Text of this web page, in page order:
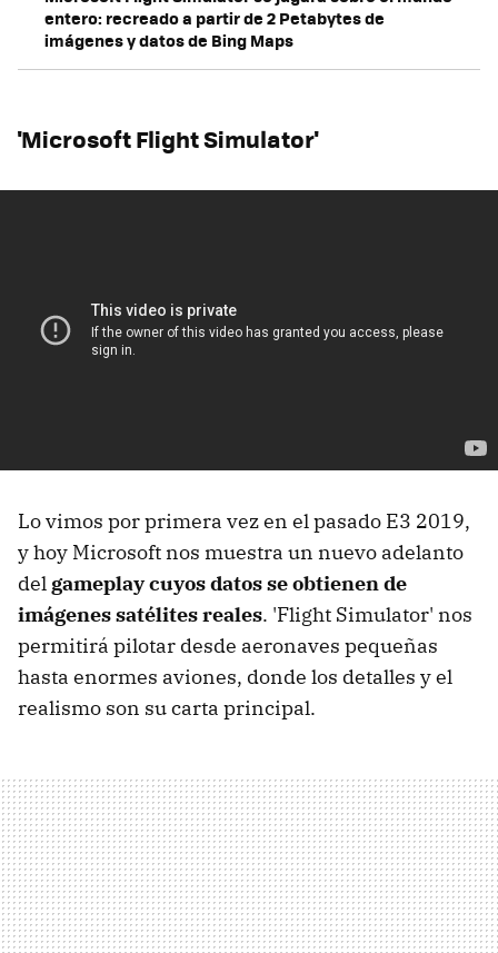
entero: recreado a partir de 2 Petabytes de
imágenes y datos de Bing Maps
'Microsoft Flight Simulator'
Lo vimos por primera vez en el pasado E3 2019,
y hoy Microsoft nos muestra un nuevo adelanto
del gameplay cuyos datos se obtienen de
imágenes satélites reales. 'Flight Simulator' nos
permitirá pilotar desde aeronaves pequeñas
hasta enormes aviones, donde los detalles y el
realismo son su carta principal.